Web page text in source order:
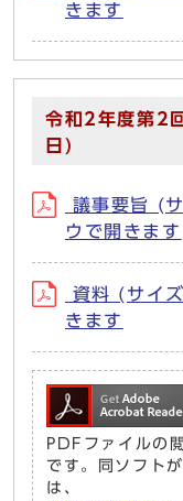
きます
令和2年度第2
日)
議事要旨 (
ウで開きます
資料 (サイ
きます
PDFファイル
です。同ソフト
は、